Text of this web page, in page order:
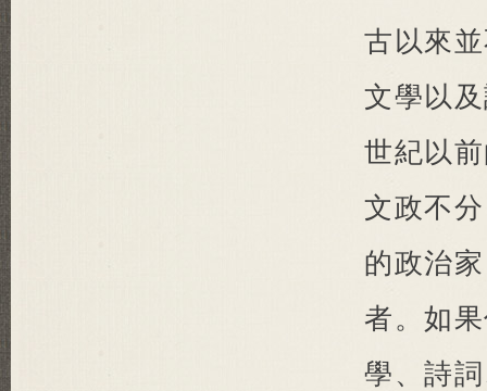
古以來
文學以
世紀以
文政不
的政治
者。如
學、詩